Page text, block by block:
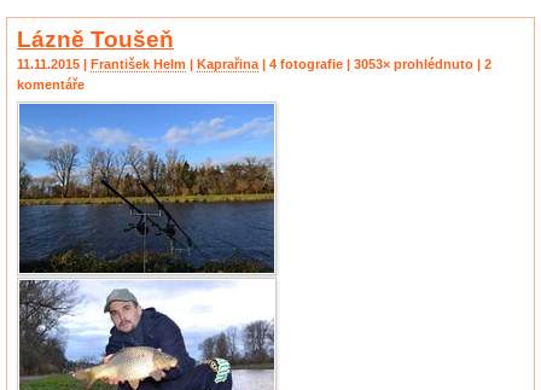
Lázně Toušeň
11.11.2015 | František Helm | Kaprařina | 4 fotografie | 3053× prohlédnuto | 2
komentáře